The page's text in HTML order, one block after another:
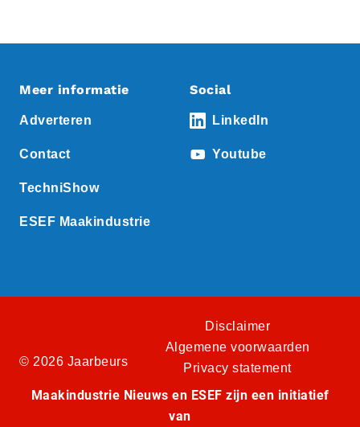
Meer informatie
Adverteren
Contact
TechniShow
ESEF Maakindustrie
Social
LinkedIn
Youtube
© 2026 Jaarbeurs
Disclaimer
Algemene voorwaarden
Privacy statement
Maakindustrie Nieuws en ESEF zijn een initiatief
van